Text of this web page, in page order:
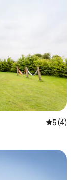
レビュー
5 (4)